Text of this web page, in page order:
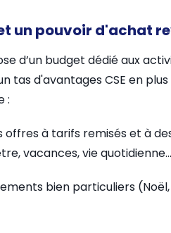
un pouvoir d'achat
d’un budget dédié aux
d'avantages CSE en
:
offres à tarifs remisés et à
vacances, vie
bien particuliers